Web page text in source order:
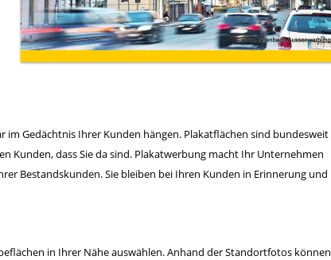
im Gedächtnis Ihrer Kunden hängen. Plakatflächen sind bundesweit
Kunden, dass Sie da sind. Plakatwerbung macht Ihr Unternehmen
Bestandskunden. Sie bleiben bei Ihren Kunden in Erinnerung und
in Ihrer Nähe auswählen. Anhand der Standortfotos können